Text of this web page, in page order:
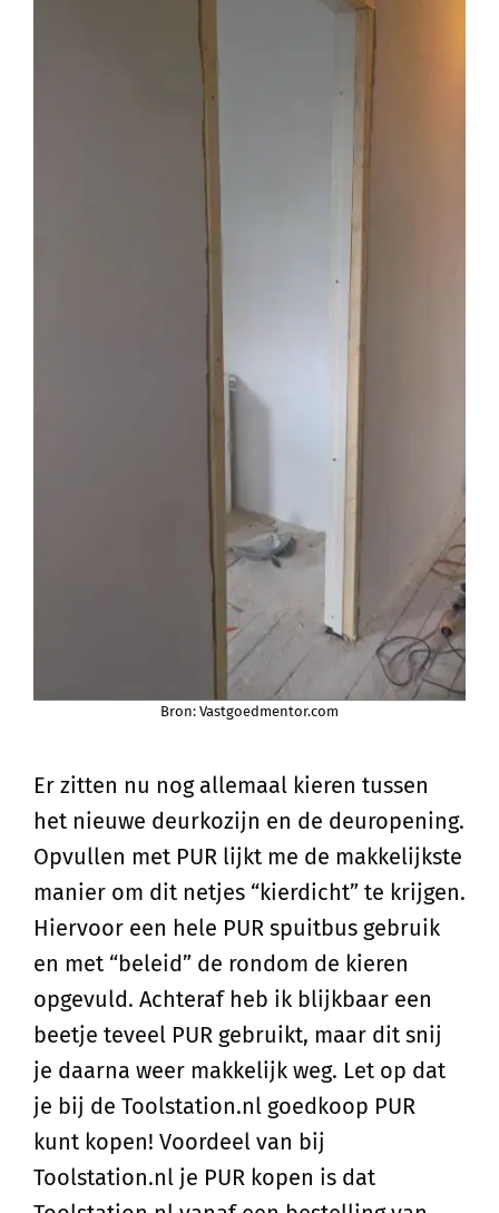
Bron: Vastgoedmentor.com
Er zitten nu nog allemaal kieren tussen
het nieuwe deurkozijn en de deuropening.
Opvullen met PUR lijkt me de makkelijkste
manier om dit netjes “kierdicht” te krijgen.
Hiervoor een hele PUR spuitbus gebruik
en met “beleid” de rondom de kieren
opgevuld. Achteraf heb ik blijkbaar een
beetje teveel PUR gebruikt, maar dit snij
je daarna weer makkelijk weg. Let op dat
je bij de Toolstation.nl goedkoop PUR
kunt kopen! Voordeel van bij
Toolstation.nl je PUR kopen is dat